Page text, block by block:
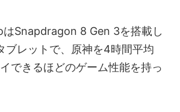
はSnapdragon 8 Gen 3を搭載し
ブレットで、原神を4時間平均
できるほどのゲーム性能を持っ